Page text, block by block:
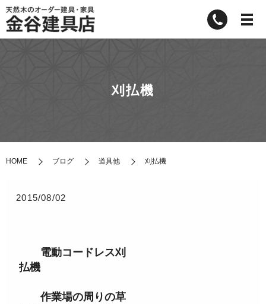
刈払機
HOME ブログ 道具他 刈払機
2015/08/02
電動コードレス刈
払機
作業場の周りの草